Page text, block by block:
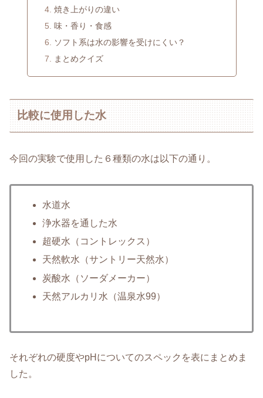
焼き上がりの違い
味・香り・食感
ソフト系は水の影響を受けにくい？
まとめクイズ
比較に使用した水
今回の実験で使用した６種類の水は以下の通り。
水道水
浄水器を通した水
超硬水（コントレックス）
天然軟水（サントリー天然水）
炭酸水（ソーダメーカー）
天然アルカリ水（温泉水99）
それぞれの硬度やpHについてのスペックを表にまとめま
した。